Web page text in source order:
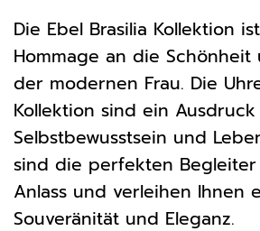
Die Ebel Brasilia Kollektion
Hommage an die Schönheit
der modernen Frau. Die
Kollektion sind ein Ausdruck
Selbstbewusstsein und
sind die perfekten
Anlass und verleihen Ihnen
Souveränität und Eleganz.